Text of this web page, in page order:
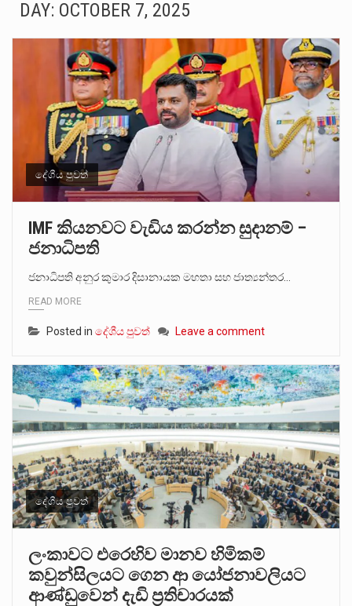
උපරිමාධිකරණ විනිශ්චයකාරවරුන්ගේ හා ඉන් පහළ විනිශ්චයකාරවරුන්ගේ විශ්‍රාම වයස දීර්ඝ කිරීම සඳහා සකස් කර ඇති විසිදෙවන…
බන්ධනාගාර රැදවියන් 1,021 දෙනෙකු ඉකුත් වසර පහක කාලය තුලදී (2020 ජනවාරි 01 සිට 2025 දෙසැම්බර්…
මහර බන්ධනාගාරයේ අද ඇතිවූ සිද්ධියෙන් තුවාල ලැබූ බව කියන රැඳවියන් ගණන ඉහළ ගොස් තිබේ. ඒ…
ගොවියන්ගේ ප්‍රශ්න, ධීවරයන්ගේ ප්‍රශ්න, සෞඛය ප්‍රශ්න, වැටු ප්‍ර්ශ්න, රැකියා විරහිත ප්‍රශ්න මේ සියලු ප්‍රශ්නවලට තනි…
DAY: OCTOBER 7, 2025
දේශීය පුවත්
IMF කියනවට වැඩිය කරන්න සුදානම් –
ජනාධිපති
ජනාධිපති අනුර කුමාර දිසානායක මහතා සහ ජාත්‍යන්තර…
READ MORE
Posted in දේශීය පුවත් Leave a comment
දේශීය පුවත්
ලංකාවට එරෙහිව මානව හිමිකම්
කවුන්සිලයට ගෙන ආ යෝජනාවලියට
ආණ්ඩුවෙන් දැඩි ප්‍රතිචාරයක්